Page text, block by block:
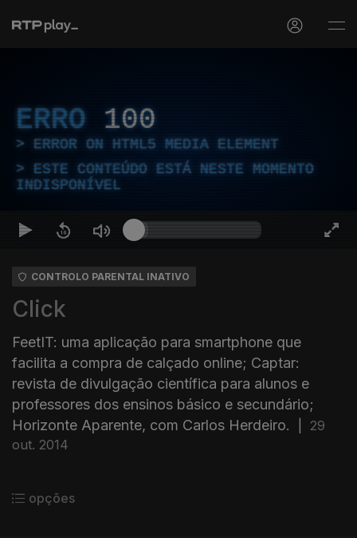
ERRO 100
ERROR ON HTML5 MEDIA ELEMENT
ESTE CONTEÚDO ESTÁ NESTE MOMENTO
INDISPONÍVEL
CONTROLO PARENTAL INATIVO
Click
FeetIT: uma aplicação para smartphone que
facilita a compra de calçado online; Captar:
revista de divulgação científica para alunos e
professores dos ensinos básico e secundário;
Horizonte Aparente, com Carlos Herdeiro.
29
out. 2014
opções